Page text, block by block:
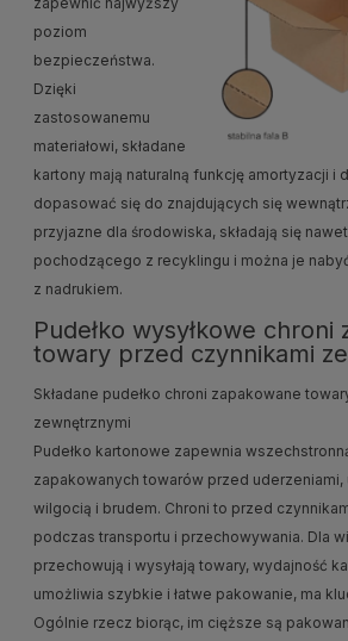
poziom
bezpieczeństwa.
Dzięki
zastosowanemu
materiałowi, składane
kartony mają naturalną funkcję amortyzacji i
dopasować się do znajdujących się
przyjazne dla środowiska, składają się
pochodzącego z recyklingu i można je
z nadrukiem.
Pudełko wysyłkowe chroni
towary przed czynnikami
Składane pudełko chroni zapakowane
zewnętrznymi
Pudełko kartonowe zapewnia
zapakowanych towarów przed
wilgocią i brudem. Chroni to przed
podczas transportu i przechowywania. Dla
przechowują i wysyłają towary, wydajność
umożliwia szybkie i łatwe pakowanie, ma
Ogólnie rzecz biorąc, im cięższe są